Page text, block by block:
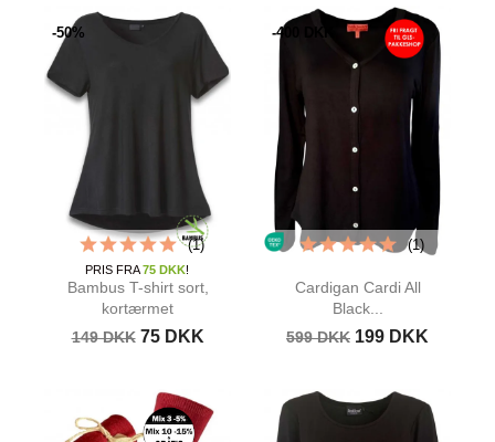
Bambus T-shirt sort,
kortærmet
149 DKK
PRIS FRA75 DKK!
75 DKK
(1)
-50%
Cardigan Cardi All
Black...
599 DKK 199 DKK
(1)
-400 DKK